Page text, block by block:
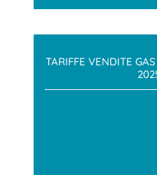
TARIFFE VENDITE